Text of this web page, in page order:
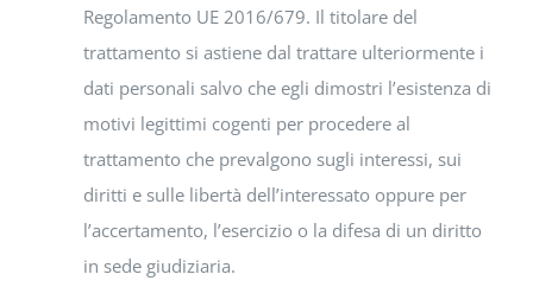
Regolamento UE 2016/679. Il titolare del
trattamento si astiene dal trattare ulteriormente i
dati personali salvo che egli dimostri l’esistenza di
motivi legittimi cogenti per procedere al
trattamento che prevalgono sugli interessi, sui
diritti e sulle libertà dell’interessato oppure per
l’accertamento, l’esercizio o la difesa di un diritto
in sede giudiziaria.